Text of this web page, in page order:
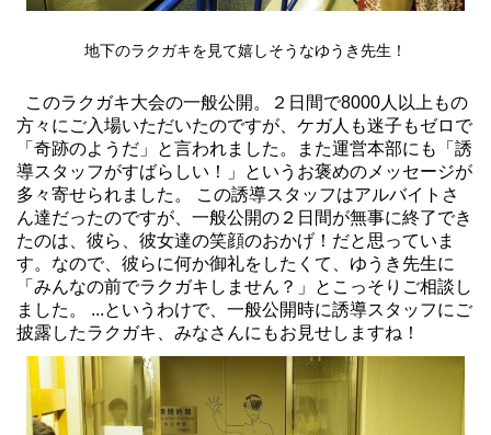
地下のラクガキを見て嬉しそうなゆうき先生！
このラクガキ大会の一般公開。２日間で8000人以上もの
方々にご入場いただいたのですが、ケガ人も迷子もゼロで
「奇跡のようだ」と言われました。また運営本部にも「誘
導スタッフがすばらしい！」というお褒めのメッセージが
多々寄せられました。 この誘導スタッフはアルバイトさ
ん達だったのですが、一般公開の２日間が無事に終了でき
たのは、彼ら、彼女達の笑顔のおかげ！だと思っていま
す。なので、彼らに何か御礼をしたくて、ゆうき先生に
「みんなの前でラクガキしません？」とこっそりご相談し
ました。 ...というわけで、一般公開時に誘導スタッフにご
披露したラクガキ、みなさんにもお見せしますね！